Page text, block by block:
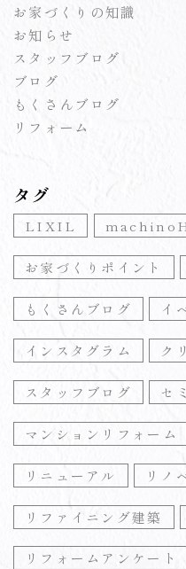
お家づくりの知識
お知らせ
スタッフブログ
ブログ
もくさんブログ
リフォーム
タグ
LIXIL
お家づくりポイント
もくさんブログ イ
インスタグラム ク
スタッフブログ セ
マンションリフォーム
リニューアル リノ
リファイニング建築
リフォームアンケート